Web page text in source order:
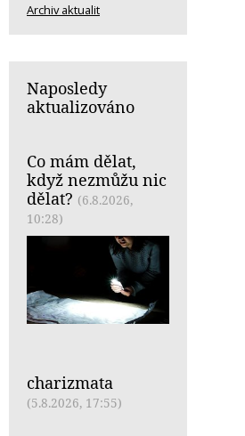
Archiv aktualit
Naposledy
aktualizováno
Co mám dělat,
když nezmůžu nic
dělat? (6.8.2026,
10:28)
charizmata
(5.8.2026, 17:55)